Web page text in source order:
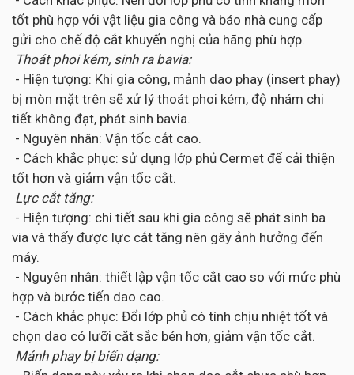
tốt phù hợp với vật liệu gia công và báo nhà cung cấp
gửi cho chế độ cắt khuyến nghị của hãng phù hợp.
Thoát phoi kém, sinh ra bavia:
- Hiện tượng: Khi gia công, mảnh dao phay (insert phay)
bị mòn mặt trên sẽ xử lý thoát phoi kém, độ nhám chi
tiết không đạt, phát sinh bavia.
- Nguyên nhân: Vận tốc cắt cao.
- Cách khắc phục: sử dụng lớp phủ Cermet để cải thiện
tốt hơn và giảm vận tốc cắt.
Lực cắt tăng:
- Hiện tượng: chi tiết sau khi gia công sẽ phát sinh ba
via và thấy được lực cắt tăng nên gây ảnh hưởng đến
máy.
- Nguyên nhân: thiết lập vận tốc cắt cao so với mức phù
hợp và bước tiến dao cao.
- Cách khắc phục: Đổi lớp phủ có tính chịu nhiệt tốt và
chọn dao có lưỡi cắt sắc bén hơn, giảm vận tốc cắt.
Mảnh phay bị biến dạng: